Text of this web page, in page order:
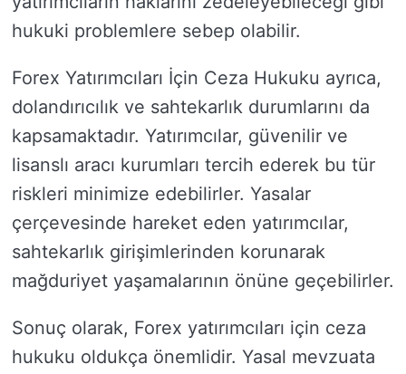
hukuki problemlere sebep olabilir.
Forex Yatırımcıları İçin Ceza Hukuku ayrıca,
dolandırıcılık ve sahtekarlık durumlarını da
kapsamaktadır. Yatırımcılar, güvenilir ve
lisanslı aracı kurumları tercih ederek bu tür
riskleri minimize edebilirler. Yasalar
çerçevesinde hareket eden yatırımcılar,
sahtekarlık girişimlerinden korunarak
mağduriyet yaşamalarının önüne geçebilirler.
Sonuç olarak, Forex yatırımcıları için ceza
hukuku oldukça önemlidir. Yasal mevzuata